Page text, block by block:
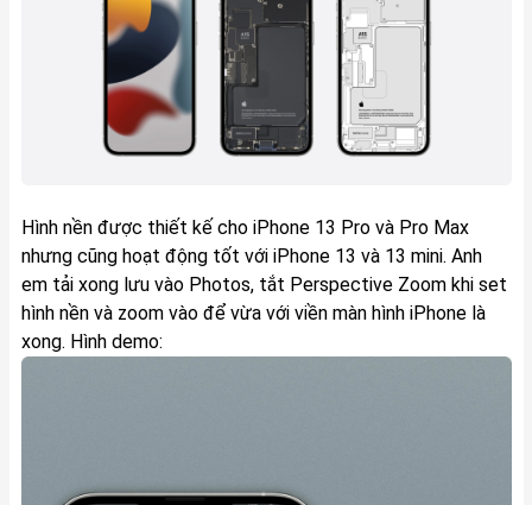
Hình nền được thiết kế cho iPhone 13 Pro và Pro Max
nhưng cũng hoạt động tốt với iPhone 13 và 13 mini. Anh
em tải xong lưu vào Photos, tắt Perspective Zoom khi set
hình nền và zoom vào để vừa với viền màn hình iPhone là
xong. Hình demo: